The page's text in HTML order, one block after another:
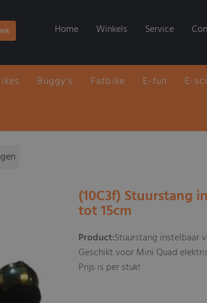
Home Winkels Service
Buggy's Fatbike E-fun E-
(10C3f) Stuurstang
tot 15cm
Product:Stuurstang instelbaar
Geschikt voor Mini Quad
Prijs is per stuk!